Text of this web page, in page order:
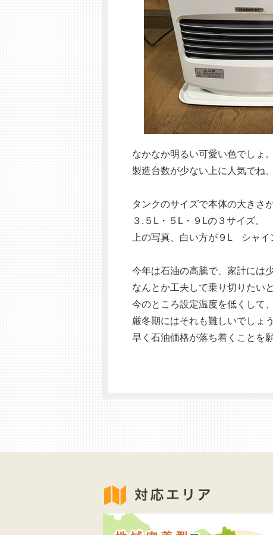
なかなか明るい可愛い色でしょ。
製造台数が少ない上に人気でね
タンクのサイズで本体の大きさ
３.５L・５L・９Lの３サイズ。
上の写真、白い方が９L シャイ
今年は石油の高騰で、家計には
なんとか工夫して乗り切りたい
今のところ設定温度を低くして
厳冬期にはそれも難しいでしょ
早く石油価格が落ち着くことを